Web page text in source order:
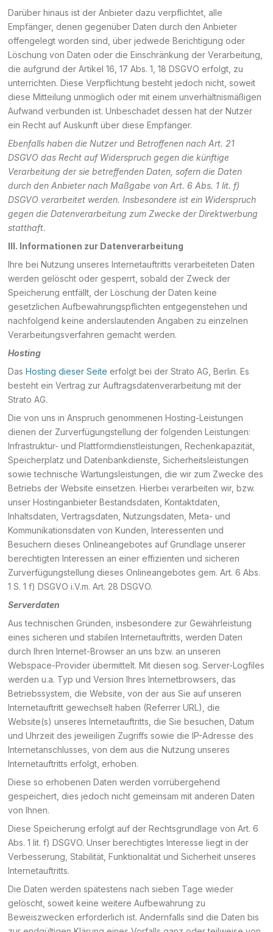
Darüber hinaus ist der Anbieter dazu verpflichtet, alle
Empfänger, denen gegenüber Daten durch den Anbieter
offengelegt worden sind, über jedwede Berichtigung oder
Löschung von Daten oder die Einschränkung der Verarbeitung,
die aufgrund der Artikel 16, 17 Abs. 1, 18 DSGVO erfolgt, zu
unterrichten. Diese Verpflichtung besteht jedoch nicht, soweit
diese Mitteilung unmöglich oder mit einem unverhältnismäßigen
Aufwand verbunden ist. Unbeschadet dessen hat der Nutzer
ein Recht auf Auskunft über diese Empfänger.
Ebenfalls haben die Nutzer und Betroffenen nach Art. 21
DSGVO das Recht auf Widerspruch gegen die künftige
Verarbeitung der sie betreffenden Daten, sofern die Daten
durch den Anbieter nach Maßgabe von Art. 6 Abs. 1 lit. f)
DSGVO verarbeitet werden. Insbesondere ist ein Widerspruch
gegen die Datenverarbeitung zum Zwecke der Direktwerbung
statthaft.
III. Informationen zur Datenverarbeitung
Ihre bei Nutzung unseres Internetauftritts verarbeiteten Daten
werden gelöscht oder gesperrt, sobald der Zweck der
Speicherung entfällt, der Löschung der Daten keine
gesetzlichen Aufbewahrungspflichten entgegenstehen und
nachfolgend keine anderslautenden Angaben zu einzelnen
Verarbeitungsverfahren gemacht werden.
Hosting
DasHosting dieser Seite erfolgt bei der Strato AG, Berlin. Es
besteht ein Vertrag zur Auftragsdatenverarbeitung mit der
Strato AG.
Die von uns in Anspruch genommenen Hosting-Leistungen
dienen der Zurverfügungstellung der folgenden Leistungen:
Infrastruktur- und Plattformdienstleistungen, Rechenkapazität,
Speicherplatz und Datenbankdienste, Sicherheitsleistungen
sowie technische Wartungsleistungen, die wir zum Zwecke des
Betriebs der Website einsetzen. Hierbei verarbeiten wir, bzw.
unser Hostinganbieter Bestandsdaten, Kontaktdaten,
Inhaltsdaten, Vertragsdaten, Nutzungsdaten, Meta- und
Kommunikationsdaten von Kunden, Interessenten und
Besuchern dieses Onlineangebotes auf Grundlage unserer
berechtigten Interessen an einer effizienten und sicheren
Zurverfügungstellung dieses Onlineangebotes gem. Art. 6 Abs.
1 S. 1 f) DSGVO i.V.m. Art. 28 DSGVO.
Serverdaten
Aus technischen Gründen, insbesondere zur Gewährleistung
eines sicheren und stabilen Internetauftritts, werden Daten
durch Ihren Internet-Browser an uns bzw. an unseren
Webspace-Provider übermittelt. Mit diesen sog. Server-Logfiles
werden u.a. Typ und Version Ihres Internetbrowsers, das
Betriebssystem, die Website, von der aus Sie auf unseren
Internetauftritt gewechselt haben (Referrer URL), die
Website(s) unseres Internetauftritts, die Sie besuchen, Datum
und Uhrzeit des jeweiligen Zugriffs sowie die IP-Adresse des
Internetanschlusses, von dem aus die Nutzung unseres
Internetauftritts erfolgt, erhoben.
Diese so erhobenen Daten werden vorrübergehend
gespeichert, dies jedoch nicht gemeinsam mit anderen Daten
von Ihnen.
Diese Speicherung erfolgt auf der Rechtsgrundlage von Art. 6
Abs. 1 lit. f) DSGVO. Unser berechtigtes Interesse liegt in der
Verbesserung, Stabilität, Funktionalität und Sicherheit unseres
Internetauftritts.
Die Daten werden spätestens nach sieben Tage wieder
gelöscht, soweit keine weitere Aufbewahrung zu
Beweiszwecken erforderlich ist. Andernfalls sind die Daten bis